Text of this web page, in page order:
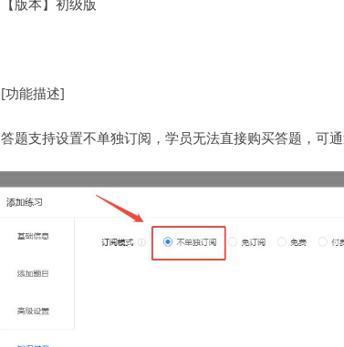
【版本】初级版
[功能描述]
答题支持设置不单独订阅，学员无法直接购买答题，可